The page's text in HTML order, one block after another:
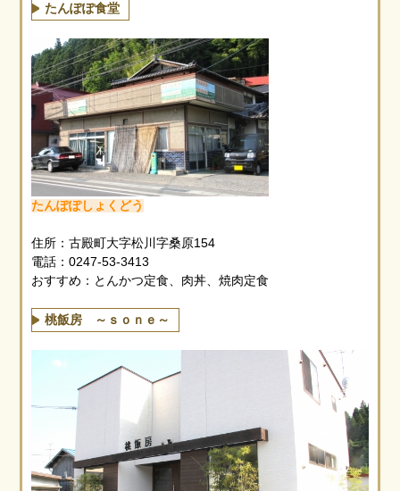
たんぽぽ食堂
たんぽぽしょくどう
住所：古殿町大字松川字桑原154
電話：0247-53-3413
おすすめ：とんかつ定食、肉丼、焼肉定食
桃飯房 ～ｓｏｎｅ～